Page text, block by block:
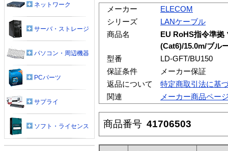
メーカー
ELECOM
シリーズ
LANケーブル
商品名
EU RoHS指令準
(Cat6)/15.0m/ブル
型番
LD-GFT/BU150
保証条件
メーカー保証
返品について
特定商取引法に基
関連
メーカー商品ペー
商品番号 41706503
ネットワーク
サーバ・ストレージ
パソコン・周辺機器
PCパーツ
サプライ
ソフト・ライセンス